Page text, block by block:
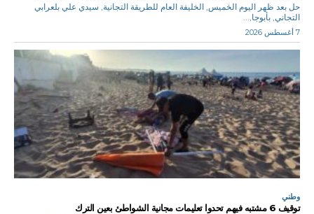
حل بعد ظهر اليوم الخميس, الخليفة العام للطريقة التجانية, سيدي علي بلعرابي
التجاني, بأبوجا,...
7 أغسطس 2026
وطني
توقيف 6 مشتبه فيهم تحدوا تعليمات مجانية الشواطئ بعين الترك